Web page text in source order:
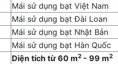
Mái sử dụng bạt Việt Nam
Mái sử dụng bạt Đài Loan
Mái sử dụng bạt Nhật Bản
Mái sử dụng bạt Hàn Quốc
Diện tích từ 60 m2 - 99 m2